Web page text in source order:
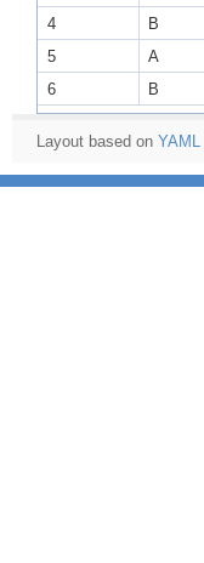
4
B
5
A
6
B
Layout based on YAML